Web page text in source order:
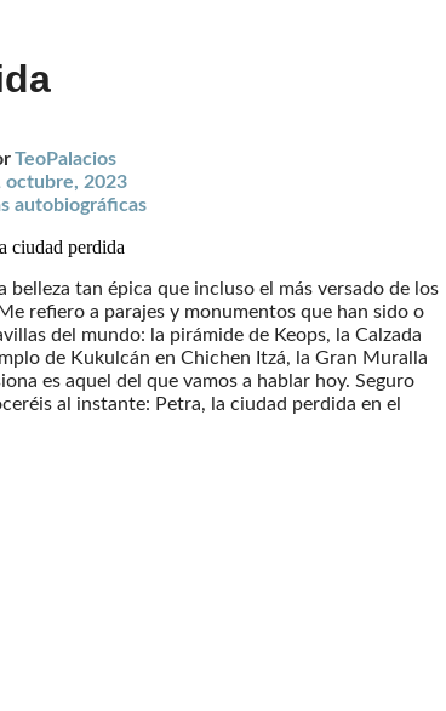
TeoPalacios
octubre, 2023
autobiográficas
tan épica que incluso el más versado de los
refiero a parajes y monumentos que han sido o
del mundo: la pirámide de Keops, la Calzada
de Kukulcán en Chichen Itzá, la Gran Muralla
es aquel del que vamos a hablar hoy. Seguro
al instante: Petra, la ciudad perdida en el